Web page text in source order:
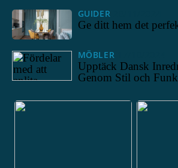
GUIDER
Ge ditt hem det
MÖBLER
Upptäck Dansk
Genom Stil och